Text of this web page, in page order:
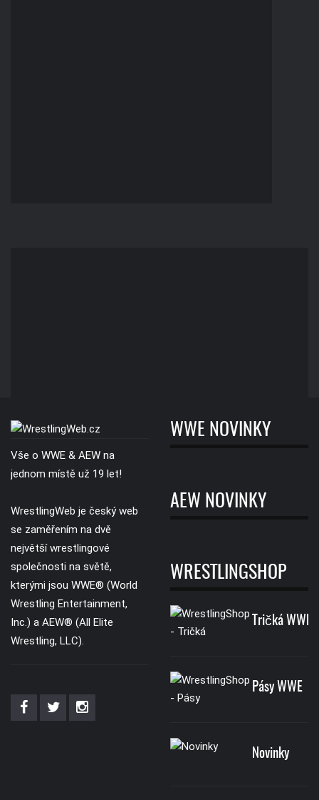
Vše o WWE & AEW na
jednom místě už 19 let!
WrestlingWeb je český web
se zaměřením na dvě
největší wrestlingové
společnosti na světě,
kterými jsou WWE® (World
Wrestling Entertainment,
Inc.) a AEW® (All Elite
Wrestling, LLC).
WWE NOVINKY
AEW NOVINKY
WRESTLINGSHOP
Tričká WWE
Pásy WWE
Novinky